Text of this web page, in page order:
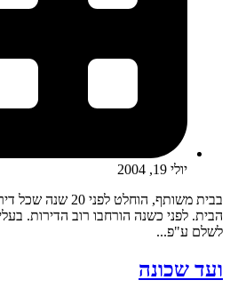
יולי 19, 2004
בבית משותף, הוחלט
הבית. לפני כשנה הורחבו רוב הדירות.
לשלם ע"פ...
ועד שכונה